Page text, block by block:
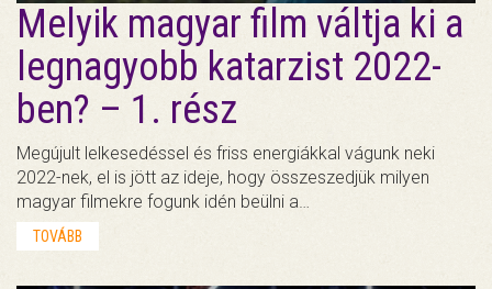
Melyik magyar film váltja ki a
legnagyobb katarzist 2022-
ben? – 1. rész
Megújult lelkesedéssel és friss energiákkal vágunk neki
2022-nek, el is jött az ideje, hogy összeszedjük milyen
magyar filmekre fogunk idén beülni a…
TOVÁBB